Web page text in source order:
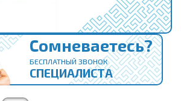
Сомневаетесь?
БЕСПЛАТНЫЙ ЗВОНОК
СПЕЦИАЛИСТА